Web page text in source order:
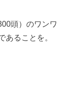
頭）のワンワ
あることを。